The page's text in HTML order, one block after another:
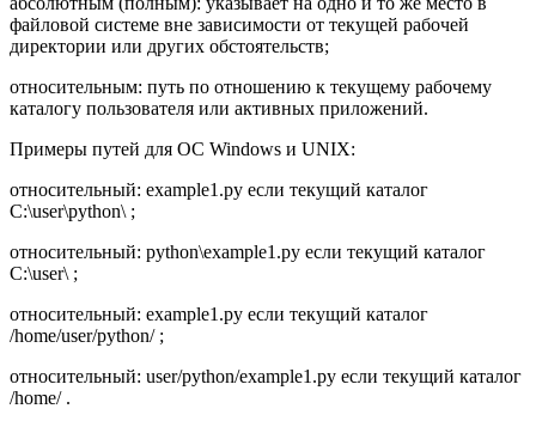
файловой системе вне зависимости от текущей рабочей
директории или других обстоятельств;
относительным: путь по отношению к текущему рабочему
каталогу пользователя или активных приложений.
Примеры путей для ОС Windows и UNIX:
относительный: example1.py если текущий каталог
C:\user\python\ ;
относительный: python\example1.py если текущий каталог
C:\user\ ;
относительный: example1.py если текущий каталог
/home/user/python/ ;
относительный: user/python/example1.py если текущий каталог
/home/ .